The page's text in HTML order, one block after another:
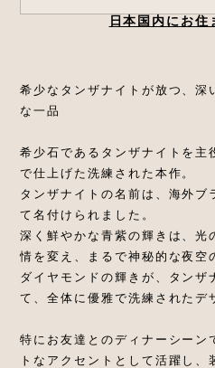
日本国内にお住
希少なタンザナイトが放つ、深
な一品
希少石であるタンザナイトを主
で仕上げた洗練された本作。
タンザナイトの名前は、海外ブ
て名付けられました。
深く鮮やかな青紫の輝きは、光
情を変え、まるで神秘的な夜空
ダイヤモンドの輝きが、タンザ
て、全体に優雅で洗練されたデ
特にお友達とのディナーシーン
トなアクセントとして活躍し、